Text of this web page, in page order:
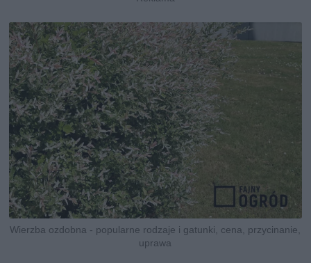
Wierzba ozdobna - popularne rodzaje i gatunki, cena, przycinanie,
uprawa